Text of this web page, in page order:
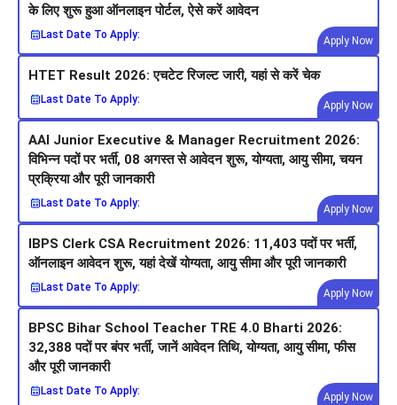
के लिए शुरू हुआ ऑनलाइन पोर्टल, ऐसे करें आवेदन
Last Date To Apply:
Apply Now
HTET Result 2026: एचटेट रिजल्ट जारी, यहां से करें चेक
Last Date To Apply:
Apply Now
AAI Junior Executive & Manager Recruitment 2026:
विभिन्न पदों पर भर्ती, 08 अगस्त से आवेदन शुरू, योग्यता, आयु सीमा, चयन
प्रक्रिया और पूरी जानकारी
Last Date To Apply:
Apply Now
IBPS Clerk CSA Recruitment 2026: 11,403 पदों पर भर्ती,
ऑनलाइन आवेदन शुरू, यहां देखें योग्यता, आयु सीमा और पूरी जानकारी
Last Date To Apply:
Apply Now
BPSC Bihar School Teacher TRE 4.0 Bharti 2026:
32,388 पदों पर बंपर भर्ती, जानें आवेदन तिथि, योग्यता, आयु सीमा, फीस
और पूरी जानकारी
Last Date To Apply:
Apply Now